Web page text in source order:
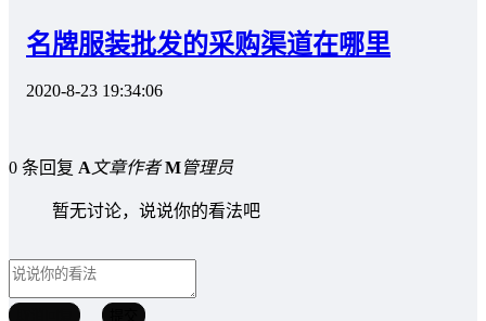
名牌服装批发的采购渠道在哪里
2020-8-23 19:34:06
0 条回复 A文章作者 M管理员
暂无讨论，说说你的看法吧